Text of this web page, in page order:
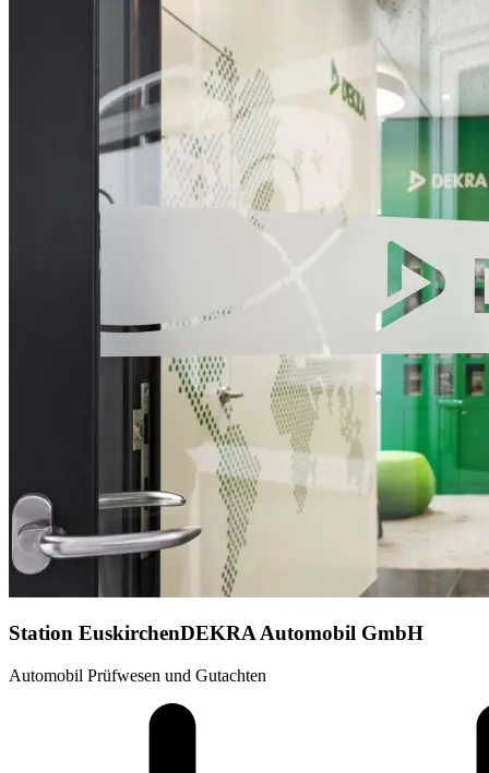
Station EuskirchenDEKRA Automobil GmbH
Automobil Prüfwesen und Gutachten